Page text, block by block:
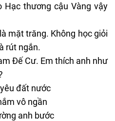
Hạc thương cậu Vàng vậy
mặt trăng. Không học giỏi
rút ngắn.
Đế Cư. Em thích anh như
đất nước
vô ngần
anh bước